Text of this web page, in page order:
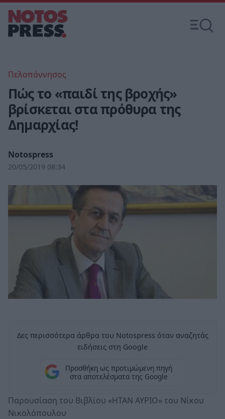
Πελοπόννησος
Πώς το «παιδί της βροχής»
βρίσκεται στα πρόθυρα της
Δημαρχίας!
Notospress
20/05/2019 08:34
Δες περισσότερα άρθρα του Notospress όταν αναζητάς
ειδήσεις στη Google
Προσθήκη ως προτιμώμενη πηγή
στα αποτελέσματα της Google
Παρουσίαση του Βιβλίου «ΗΤΑΝ ΑΥΡΙΟ» του Νίκου
Νικολόπουλου